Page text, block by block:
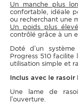
Un manche plus
confortable, idéale
ou recherchant une
Un poids plus
contrôlé grâce à un
Doté d’un
Progress 510
utilisation simple et
Inclus avec le rasoir
Une lame de
l’ouverture.